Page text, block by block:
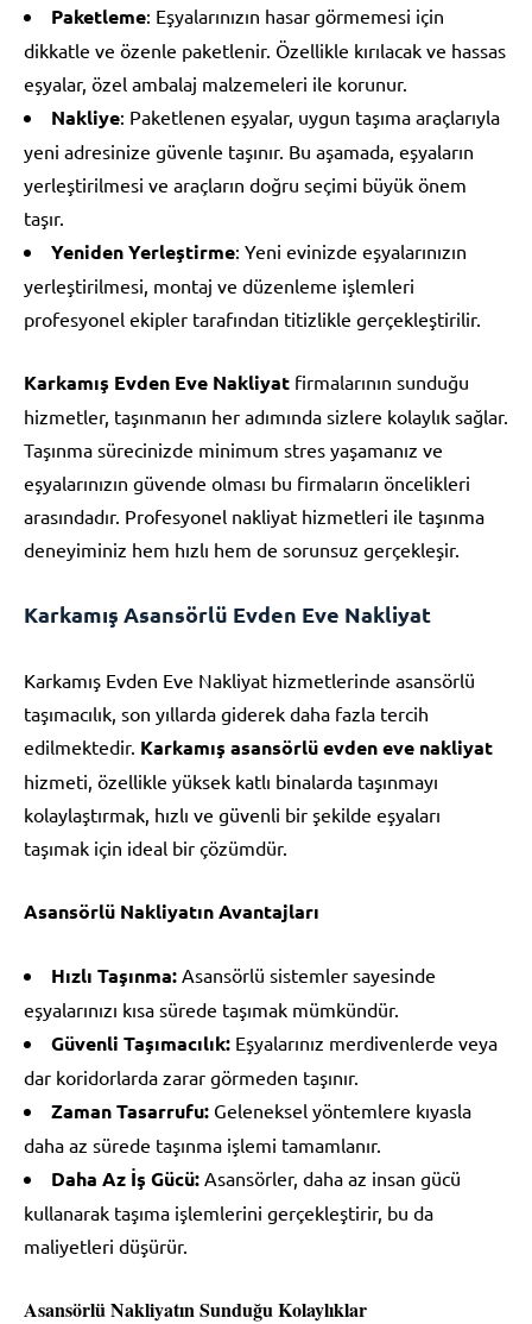
Paketleme: Eşyalarınızın hasar görmemesi için
dikkatle ve özenle paketlenir. Özellikle kırılacak ve hassas
eşyalar, özel ambalaj malzemeleri ile korunur.
Nakliye: Paketlenen eşyalar, uygun taşıma araçlarıyla
yeni adresinize güvenle taşınır. Bu aşamada, eşyaların
yerleştirilmesi ve araçların doğru seçimi büyük önem
taşır.
Yeniden Yerleştirme: Yeni evinizde eşyalarınızın
yerleştirilmesi, montaj ve düzenleme işlemleri
profesyonel ekipler tarafından titizlikle gerçekleştirilir.
Karkamış Evden Eve Nakliyat firmalarının sunduğu
hizmetler, taşınmanın her adımında sizlere kolaylık sağlar.
Taşınma sürecinizde minimum stres yaşamanız ve
eşyalarınızın güvende olması bu firmaların öncelikleri
arasındadır. Profesyonel nakliyat hizmetleri ile taşınma
deneyiminiz hem hızlı hem de sorunsuz gerçekleşir.
Karkamış Asansörlü Evden Eve Nakliyat
Karkamış Evden Eve Nakliyat hizmetlerinde asansörlü
taşımacılık, son yıllarda giderek daha fazla tercih
edilmektedir. Karkamış asansörlü evden eve nakliyat
hizmeti, özellikle yüksek katlı binalarda taşınmayı
kolaylaştırmak, hızlı ve güvenli bir şekilde eşyaları
taşımak için ideal bir çözümdür.
Asansörlü Nakliyatın Avantajları
Hızlı Taşınma: Asansörlü sistemler sayesinde
eşyalarınızı kısa sürede taşımak mümkündür.
Güvenli Taşımacılık: Eşyalarınız merdivenlerde veya
dar koridorlarda zarar görmeden taşınır.
Zaman Tasarrufu: Geleneksel yöntemlere kıyasla
daha az sürede taşınma işlemi tamamlanır.
Daha Az İş Gücü: Asansörler, daha az insan gücü
kullanarak taşıma işlemlerini gerçekleştirir, bu da
maliyetleri düşürür.
Asansörlü Nakliyatın Sunduğu Kolaylıklar